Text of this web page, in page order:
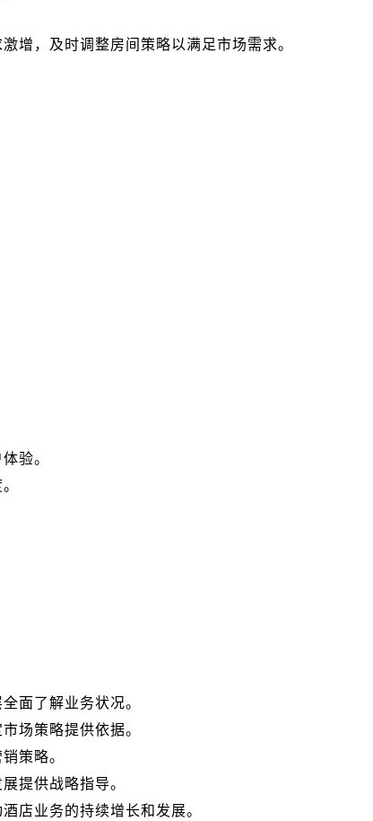
增，及时调整房间策略以满足市场需求。
验。
面了解业务状况。
场策略提供依据。
策略。
提供战略指导。
店业务的持续增长和发展。